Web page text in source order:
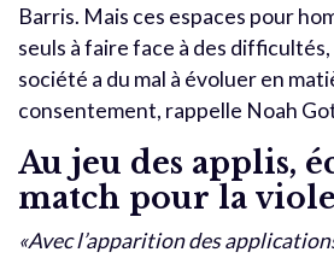
Barris. Mais ces espaces pour
seuls à faire face à des difficultés,
société a du mal à évoluer en
consentement, rappelle Noah
Au jeu des applis,
match pour la
«Avec l’apparition des